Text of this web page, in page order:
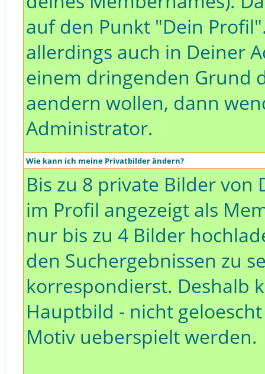
auf den Punkt "Dein
allerdings auch in Deiner
einem dringenden Grund
aendern wollen, dann
Administrator.
Wie kann ich meine Privatbilder ändern?
Bis zu 8 private Bilder
im Profil angezeigt als
nur bis zu 4 Bilder
den Suchergebnissen zu
korrespondierst. Deshalb
Hauptbild - nicht
Motiv ueberspielt werden.